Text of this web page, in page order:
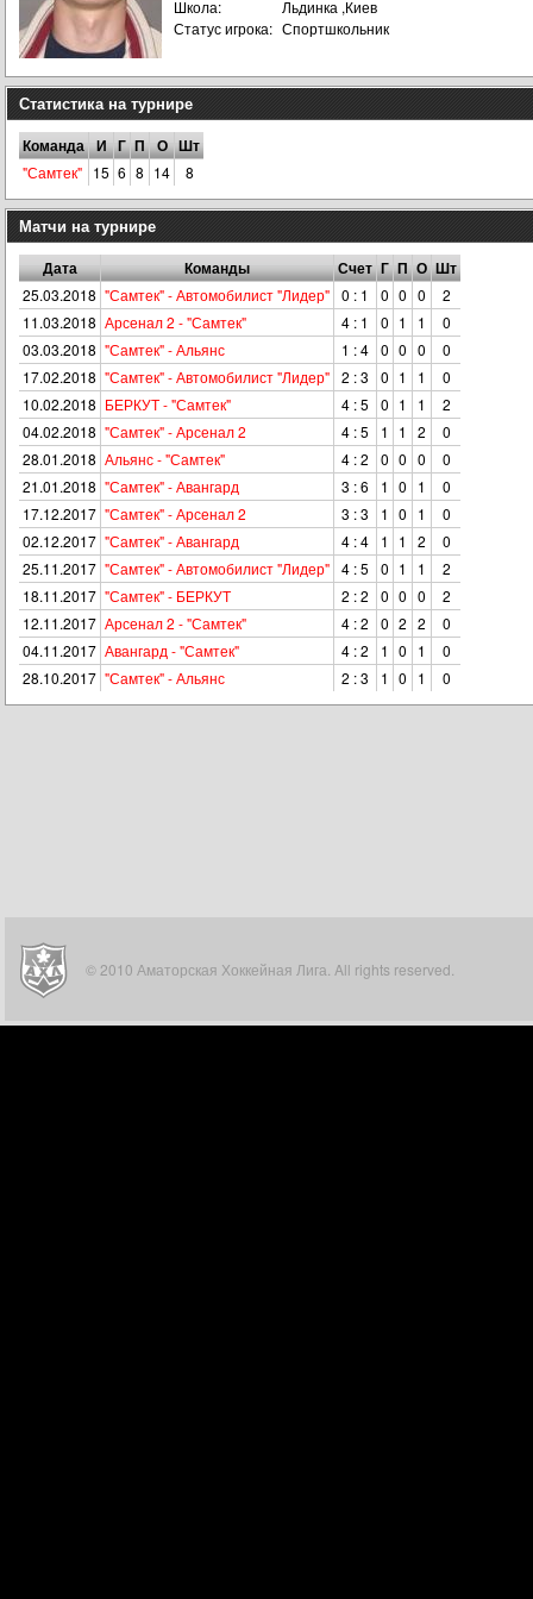
Школа:
Льдинка ,Киев
Статус игрока: Спортшкольник
Статистика на турнире
Команда И Г П О Шт
"Самтек" 15 6 8 14 8
Матчи на турнире
Дата Команды Счет Г П О Шт
25.03.2018 "Самтек" - Автомобилист "Лидер" 0 : 1 0 0 0
2
11.03.2018 Арсенал 2 - "Самтек" 4 : 1 0 1 1
0
03.03.2018 "Самтек" - Альянс 1 : 4 0 0 0
0
17.02.2018 "Самтек" - Автомобилист "Лидер" 2 : 3 0 1 1
0
10.02.2018 БЕРКУТ - "Самтек" 4 : 5 0 1 1
2
04.02.2018 "Самтек" - Арсенал 2 4 : 5 1 1 2
0
28.01.2018 Альянс - "Самтек" 4 : 2 0 0 0
0
21.01.2018 "Самтек" - Авангард 3 : 6 1 0 1
0
17.12.2017 "Самтек" - Арсенал 2 3 : 3 1 0 1
0
02.12.2017 "Самтек" - Авангард 4 : 4 1 1 2
0
25.11.2017 "Самтек" - Автомобилист "Лидер" 4 : 5 0 1 1
2
18.11.2017 "Самтек" - БЕРКУТ 2 : 2 0 0 0
2
12.11.2017 Арсенал 2 - "Самтек" 4 : 2 0 2 2
0
04.11.2017 Авангард - "Самтек" 4 : 2 1 0 1
0
28.10.2017 "Самтек" - Альянс 2 : 3 1 0 1 0
© 2010 Аматорская Хоккейная Лига. All rights reserved.